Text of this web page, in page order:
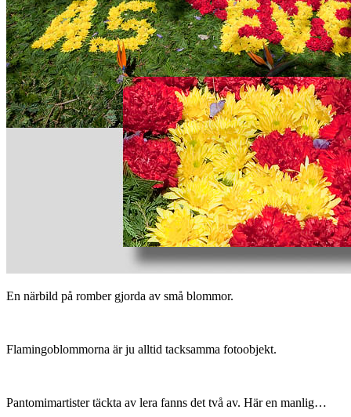
En närbild på romber gjorda av små blommor.
Flamingoblommorna är ju alltid tacksamma fotoobjekt.
Pantomimartister täckta av lera fanns det två av. Här en manlig…